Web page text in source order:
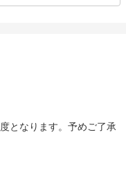
となります。予めご了承